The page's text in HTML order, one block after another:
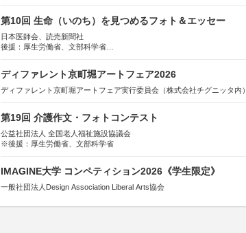
第10回 生命（いのち）を見つめるフォト＆エッセー
日本医師会、読売新聞社
後援：厚生労働省、文部科学省
ディファレント京町堀アートフェア2026
ディファレント京町堀アートフェア実行委員会（株式会社チグニッタ内）
第19回 介護作文・フォトコンテスト
公益社団法人 全国老人福祉施設協議会
※後援：厚生労働省、文部科学省
IMAGINE大学 コンペティション2026《学生限定》
一般社団法人Design Association Liberal Arts協会